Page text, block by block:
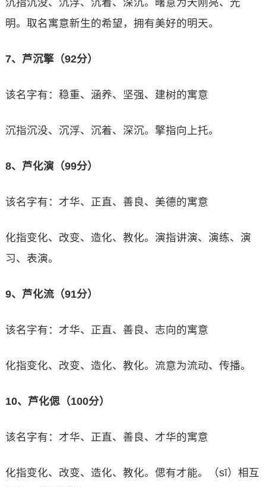
沉指沉没、沉浮、沉着、深沉。曙意为天刚亮、光
明。取名寓意新生的希望，拥有美好的明天。
7、芦沉擎（92分）
该名字有：稳重、涵养、坚强、建树的寓意
沉指沉没、沉浮、沉着、深沉。擎指向上托。
8、芦化演（99分）
该名字有：才华、正直、善良、美德的寓意
化指变化、改变、造化、教化。演指讲演、演练、演
习、表演。
9、芦化流（91分）
该名字有：才华、正直、善良、志向的寓意
化指变化、改变、造化、教化。流意为流动、传播。
10、芦化偲（100分）
该名字有：才华、正直、善良、才华的寓意
化指变化、改变、造化、教化。偲有才能。（sī）相互